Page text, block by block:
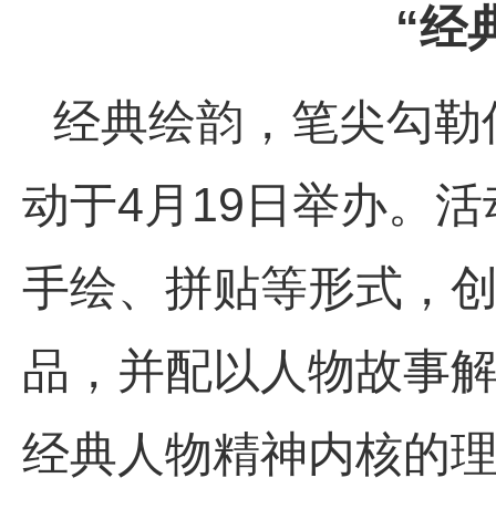
“经
经典绘韵 ， 笔尖勾勒
动于4月 19 日举办。
手绘、拼贴等形式，
品，并配以人物故事
经典人物精神内核的